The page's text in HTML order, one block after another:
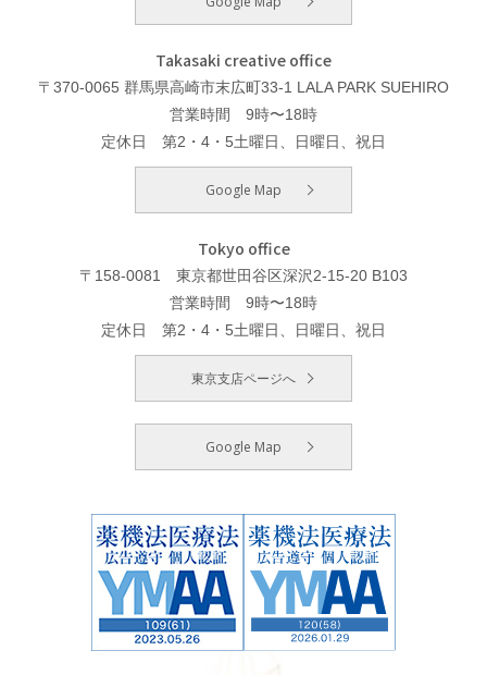
Takasaki creative office
〒370-0065 群馬県高崎市末広町33-1 LALA PARK SUEHIRO
営業時間 9時〜18時
定休日 第2・4・5土曜日、日曜日、祝日
Google Map
Tokyo office
〒158-0081 東京都世田谷区深沢2-15-20 B103
営業時間 9時〜18時
定休日 第2・4・5土曜日、日曜日、祝日
東京支店ページへ
Google Map